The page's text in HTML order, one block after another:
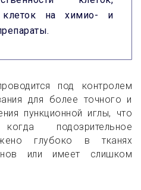
клеток на химио- и
под контролем
для более точного и
пункционной иглы, что
подозрительное
глубоко в тканях
или имеет слишком